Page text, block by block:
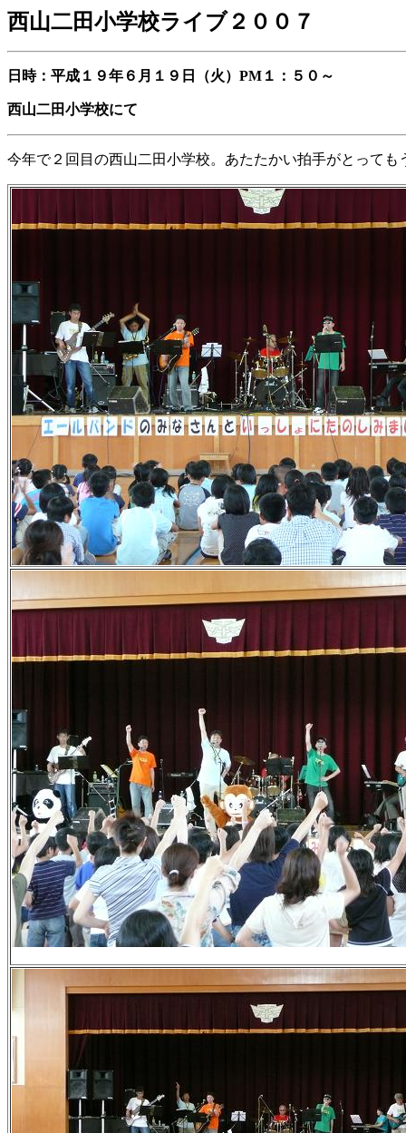
西山二田小学校ライブ２００７
日時：平成１９年６月１９日（火）PM１：５０～
西山二田小学校にて
今年で２回目の西山二田小学校。あたたかい拍手がとっても